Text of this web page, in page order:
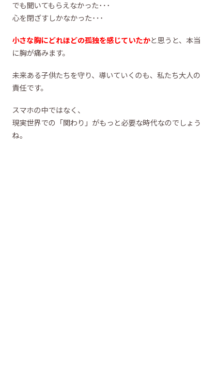
でも聞いてもらえなかった･･･
心を閉ざすしかなかった･･･
小さな胸にどれほどの孤独を感じていたかと思うと、本当
に胸が痛みます。
未来ある子供たちを守り、導いていくのも、私たち大人の
責任です。
スマホの中ではなく、
現実世界での「関わり」がもっと必要な時代なのでしょう
ね。